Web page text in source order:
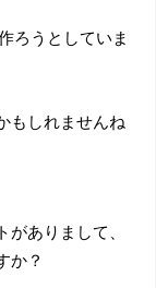
ろうとしていま
もしれませんね
ありまして、
か？